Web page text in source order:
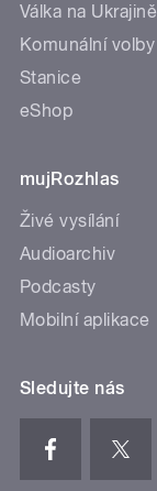
Válka na Ukrajině
Komunální volby
Stanice
eShop
mujRozhlas
Živé vysílání
Audioarchiv
Podcasty
Mobilní aplikace
Sledujte nás